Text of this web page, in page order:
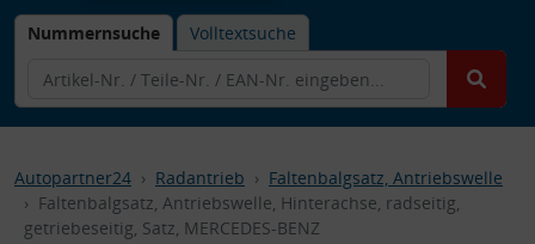
Nummernsuche Volltextsuche
Autopartner24 Radantrieb
Faltenbalgsatz, Antriebswelle
Faltenbalgsatz, Antriebswelle, Hinterachse, radseitig,
getriebeseitig, Satz, MERCEDES-BENZ